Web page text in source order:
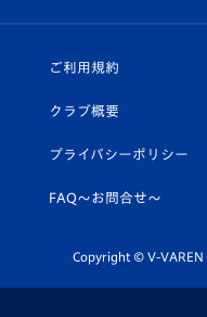
ホームタウン
平和祈念活動
ホームタウン活動
U-18
スクール
ヴィヴィくんインスタ
公式LINE＠
ご利用規約
クラブ概要
プライバシーポリシー
FAQ〜お問合せ〜
Copyright © V-VAREN